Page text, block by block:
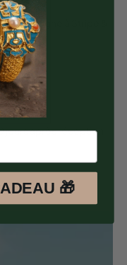
en ligne à Stripe &
jours après réception
🎁